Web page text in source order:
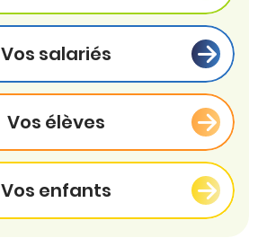
Vos salariés
Vos élèves
Vos enfants